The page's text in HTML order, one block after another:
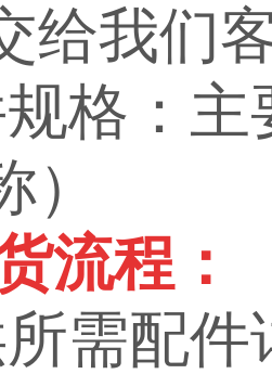
给我们
格：
流程：
需配